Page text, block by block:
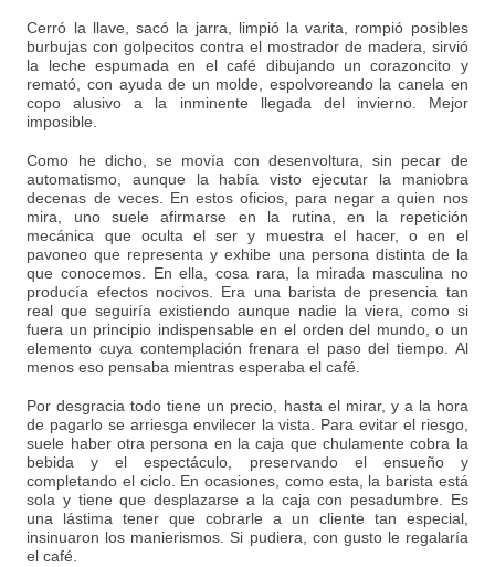
Cerró la llave, sacó la jarra, limpió la varita, rompió posibles
burbujas con golpecitos contra el mostrador de madera, sirvió
la leche espumada en el café dibujando un corazoncito y
remató, con ayuda de un molde, espolvoreando la canela en
copo alusivo a la inminente llegada del invierno. Mejor
imposible.
Como he dicho, se movía con desenvoltura, sin pecar de
automatismo, aunque la había visto ejecutar la maniobra
decenas de veces. En estos oficios, para negar a quien nos
mira, uno suele afirmarse en la rutina, en la repetición
mecánica que oculta el ser y muestra el hacer, o en el
pavoneo que representa y exhibe una persona distinta de la
que conocemos. En ella, cosa rara, la mirada masculina no
producía efectos nocivos. Era una barista de presencia tan
real que seguiría existiendo aunque nadie la viera, como si
fuera un principio indispensable en el orden del mundo, o un
elemento cuya contemplación frenara el paso del tiempo. Al
menos eso pensaba mientras esperaba el café.
Por desgracia todo tiene un precio, hasta el mirar, y a la hora
de pagarlo se arriesga envilecer la vista. Para evitar el riesgo,
suele haber otra persona en la caja que chulamente cobra la
bebida y el espectáculo, preservando el ensueño y
completando el ciclo. En ocasiones, como esta, la barista está
sola y tiene que desplazarse a la caja con pesadumbre. Es
una lástima tener que cobrarle a un cliente tan especial,
insinuaron los manierismos. Si pudiera, con gusto le regalaría
el café.